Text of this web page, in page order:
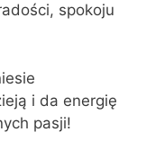
spokoju
i da energię
pasji!